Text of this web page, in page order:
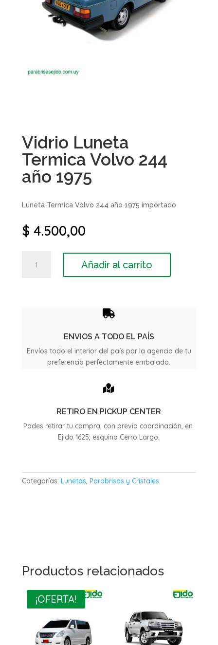
Vidrio Luneta
Termica Volvo 244
año 1975
Luneta Termica Volvo 244 año 1975 importado
$ 4.500,00
Luneta
Añadir al carrito

ENVIOS A TODO EL PAÍS
Envíos todo el interior del país por la agencia de tu
preferencia perfectamente embalado.

RETIRO EN PICKUP CENTER
Podes retirar tu compra, con previa coordinación, en
Ejido 1625, esquina Cerro Largo.
Categorías: Lunetas, Parabrisas y Cristales
Productos relacionados
¡OFERTA!